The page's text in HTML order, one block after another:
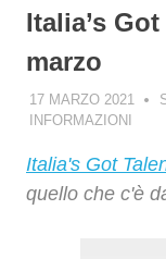
Italia’s
marzo
17 MARZO 2021
INFORMAZIONI
Italia's Got
quello che c'è